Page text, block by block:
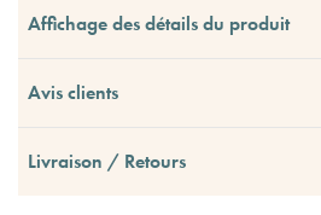
Affichage des détails du produit
Avis clients
Livraison / Retours